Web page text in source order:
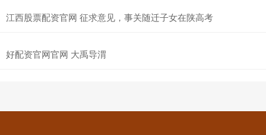
江西股票配资官网 征求意见，事关随迁子女在陕高考
好配资官网官网 大禹导渭